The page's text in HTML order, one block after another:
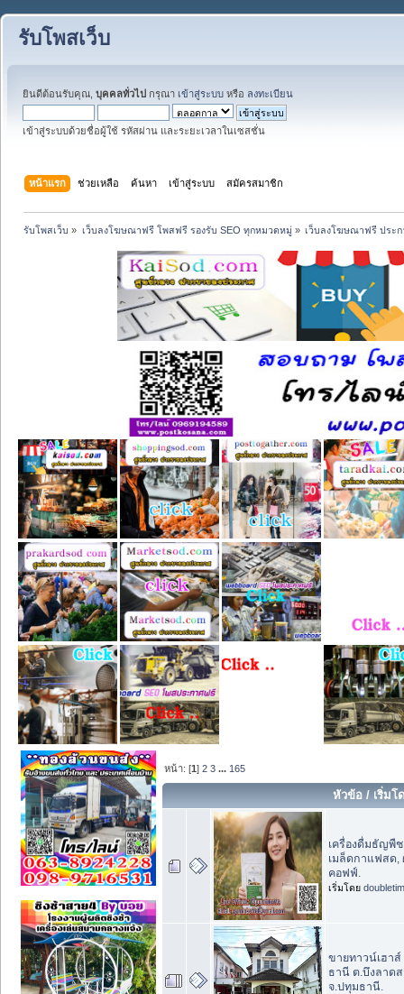
รับโพสเว็บ
ยินดีต้อนรับคุณ, บุคคลทั่วไป กรุณา เข้าสู่ระบบ หรือ ลงทะเบียน
เข้าสู่ระบบด้วยชื่อผู้ใช้ รหัสผ่าน และระยะเวลาในเซสชั่น
หน้าแรก ช่วยเหลือ ค้นหา เข้าสู่ระบบ สมัครสมาชิก
รับโพสเว็บ » เว็บลงโฆษณาฟรี โพสฟรี รองรับ SEO ทุกหมวดหมู่» เว็บลงโฆษณาฟรี ประ
หน้า: [1]2 3 ... 165
หัวข้อ / เริ่มโ
เครื่องดื่มธัญพื
เมล็ดกาแฟสด,
คอฟฟ์.
เริ่มโดย
ขายทาวน์เฮา
ธานี ต.บึงลาด
จ.ปทุมธานี.